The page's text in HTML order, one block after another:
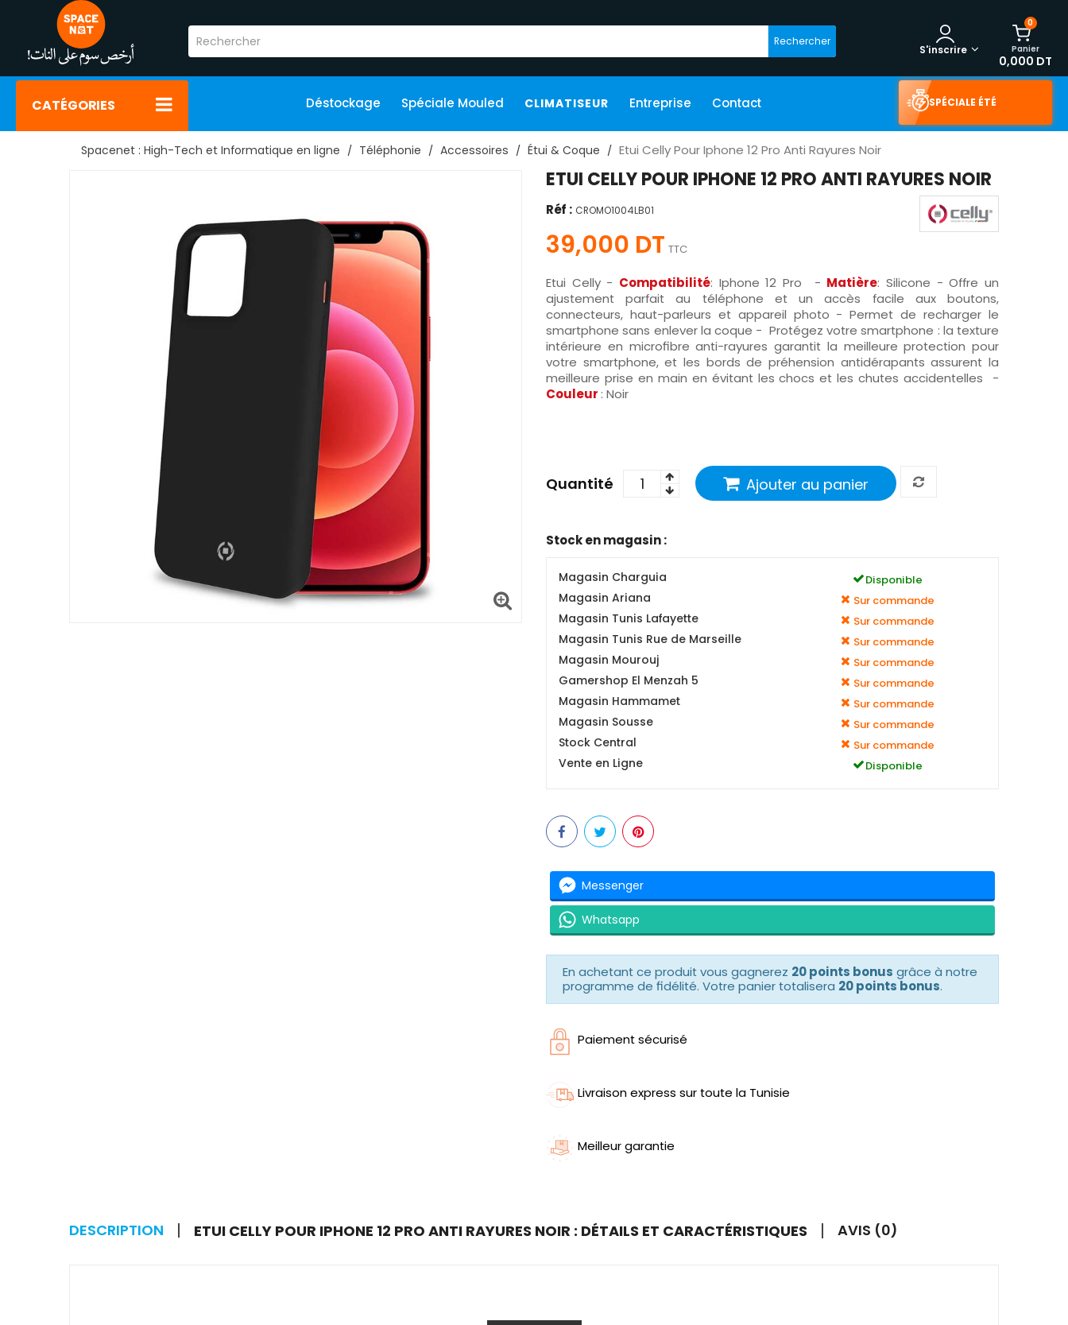
Rechercher
0
Panier
0,000 DT
S'inscrire
CATÉGORIES Déstockage Spéciale Mouled CLIMATISEUR Entreprise Contact SPÉCIALE ÉTÉ
Spacenet : High-Tech et Informatique en ligne Téléphonie Accessoires Étui & Coque Etui Celly Pour Iphone 12 Pro Anti Rayures Noir
ETUI CELLY POUR IPHONE 12 PRO ANTI RAYURES NOIR
Réf : CROMO1004LB01
39,000 DT TTC
Etui Celly - Compatibilité: Iphone 12 Pro - Matière: Silicone - Offre un
ajustement parfait au téléphone et un accès facile aux boutons,
connecteurs, haut-parleurs et appareil photo - Permet de recharger le
smartphone sans enlever la coque - Protégez votre smartphone : la texture
intérieure en microfibre anti-rayures garantit la meilleure protection pour
votre smartphone, et les bords de préhension antidérapants assurent la
meilleure prise en main en évitant les chocs et les chutes accidentelles -
Couleur : Noir
Quantité Ajouter au panier
Stock en magasin :
Magasin Charguia Disponible
Magasin Ariana Sur commande
Magasin Tunis Lafayette Sur commande
Magasin Tunis Rue de Marseille Sur commande
Magasin Mourouj Sur commande
Gamershop El Menzah 5 Sur commande
Magasin Hammamet Sur commande
Magasin Sousse Sur commande
Stock Central Sur commande
Vente en Ligne Disponible
Messenger
Whatsapp
En achetant ce produit vous gagnerez 20 points bonus grâce à notre
programme de fidélité. Votre panier totalisera 20 points bonus.
Paiement sécurisé
Livraison express sur toute la Tunisie
Meilleur garantie
DESCRIPTION ETUI CELLY POUR IPHONE 12 PRO ANTI RAYURES NOIR : DÉTAILS ET CARACTÉRISTIQUES AVIS (0)